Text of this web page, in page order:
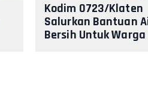
Kodim 0723/Klaten
Salurkan Bantuan
Bersih Untuk Warga